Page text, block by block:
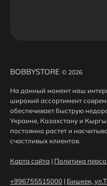
BOBBYSTORE © 2026
На данный момент наш
широкий ассортимент
обеспечивает быструю
Украине, Казахстану и
постоянно растет и
счастливых клиентов.
Карта сайта | Политика
+996755515000 | Бишкек,